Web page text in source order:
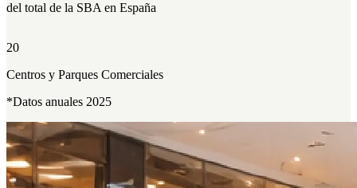
del total de la SBA en España
20
Centros y Parques Comerciales
*Datos anuales 2025